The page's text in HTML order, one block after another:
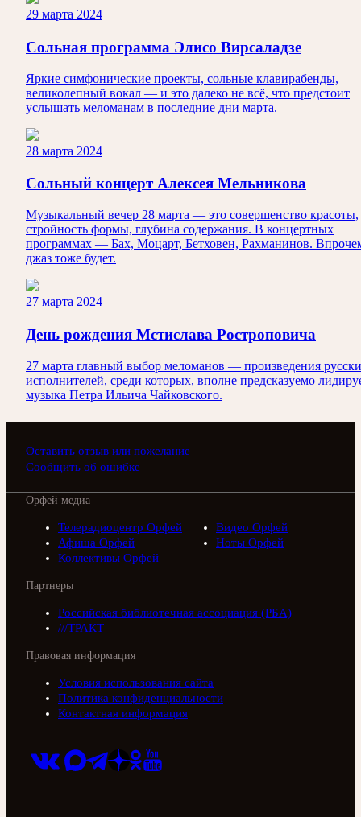
29 марта 2024
Сольная программа Элисо Вирсаладзе
Яркие симфонические проекты, сольные клавирабенды,
великолепный вокал — и это далеко не всё, что предстоит
услышать меломанам в последние дни марта.
28 марта 2024
Сольный концерт Алексея Мельникова
Музыкальный вечер 28 марта — это совершенство красоты,
стройность формы, глубина содержания. В концертных
программах — Бах, Моцарт, Бетховен, Рахманинов.
джаз тоже будет.
27 марта 2024
День рождения Мстислава Ростроповича
27 марта главный выбор меломанов — произведения
исполнителей, среди которых, вполне предсказуемо
музыка Петра Ильича Чайковского.
Оставить отзыв или пожелание
Сообщить об ошибке
Орфей медиа
Телерадиоцентр Орфей
Видео Орфей
Афиша Орфей
Ноты Орфей
Коллективы Орфей
Партнеры
Российская библиотечная ассоциация (РБА)
///ТРАКТ
Правовая информация
Условия использования сайта
Политика конфиденциальности
Контактная информация